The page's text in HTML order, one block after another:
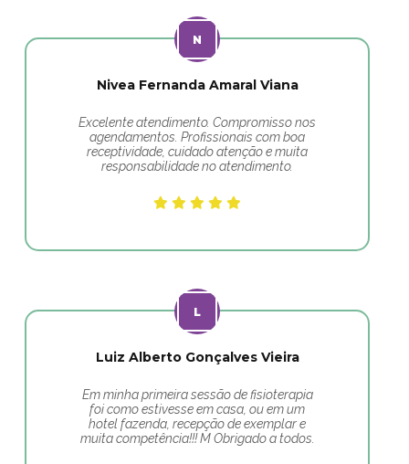
Nivea Fernanda Amaral Viana
Excelente atendimento. Compromisso nos
agendamentos. Profissionais com boa
receptividade, cuidado atenção e muita
responsabilidade no atendimento.
Luiz Alberto Gonçalves Vieira
Em minha primeira sessão de fisioterapia
foi como estivesse em casa, ou em um
hotel fazenda, recepção de exemplar e
muita competência!!! M Obrigado a todos.